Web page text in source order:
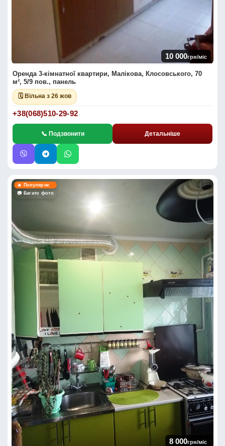
10 000грн/міс
Оренда 3-кімнатної квартири, Малікова, Клосовського, 70
м², 5/9 пов., панель
🗓 Вільна з 26 жов
+38(068)510-29-92
📞 Подзвонити Детальніше
🔥 Популярне
📷 Багато фото
8 000грн/міс